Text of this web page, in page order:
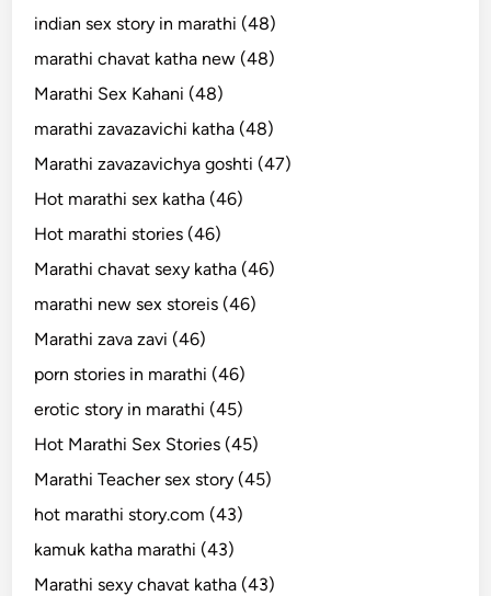
indian sex story in marathi (48)
marathi chavat katha new (48)
Marathi Sex Kahani (48)
marathi zavazavichi katha (48)
Marathi zavazavichya goshti (47)
Hot marathi sex katha (46)
Hot marathi stories (46)
Marathi chavat sexy katha (46)
marathi new sex storeis (46)
Marathi zava zavi (46)
porn stories in marathi (46)
erotic story in marathi (45)
Hot Marathi Sex Stories (45)
Marathi Teacher sex story (45)
hot marathi story.com (43)
kamuk katha marathi (43)
Marathi sexy chavat katha (43)